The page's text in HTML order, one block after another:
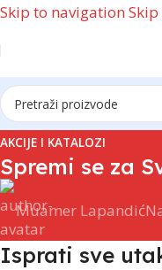
Skip to navigation
AKCIJE I KATALOZI
Spremi se za
Muamer Lapandić
Isprati sve